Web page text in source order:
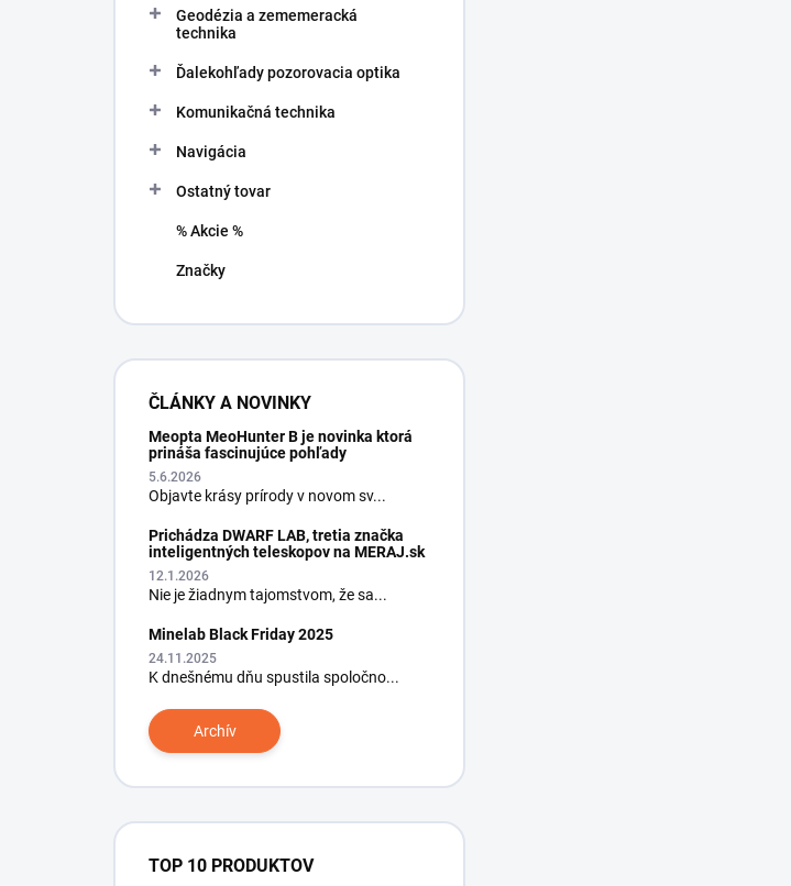
Geodézia a zememeracká
technika
Ďalekohľady pozorovacia optika
Komunikačná technika
Navigácia
Ostatný tovar
% Akcie %
Značky
ČLÁNKY A NOVINKY
Meopta MeoHunter B je novinka ktorá
prináša fascinujúce pohľady
5.6.2026
Objavte krásy prírody v novom sv...
Prichádza DWARF LAB, tretia značka
inteligentných teleskopov na MERAJ.sk
12.1.2026
Nie je žiadnym tajomstvom, že sa...
Minelab Black Friday 2025
24.11.2025
K dnešnému dňu spustila spoločno...
Archív
TOP 10 PRODUKTOV